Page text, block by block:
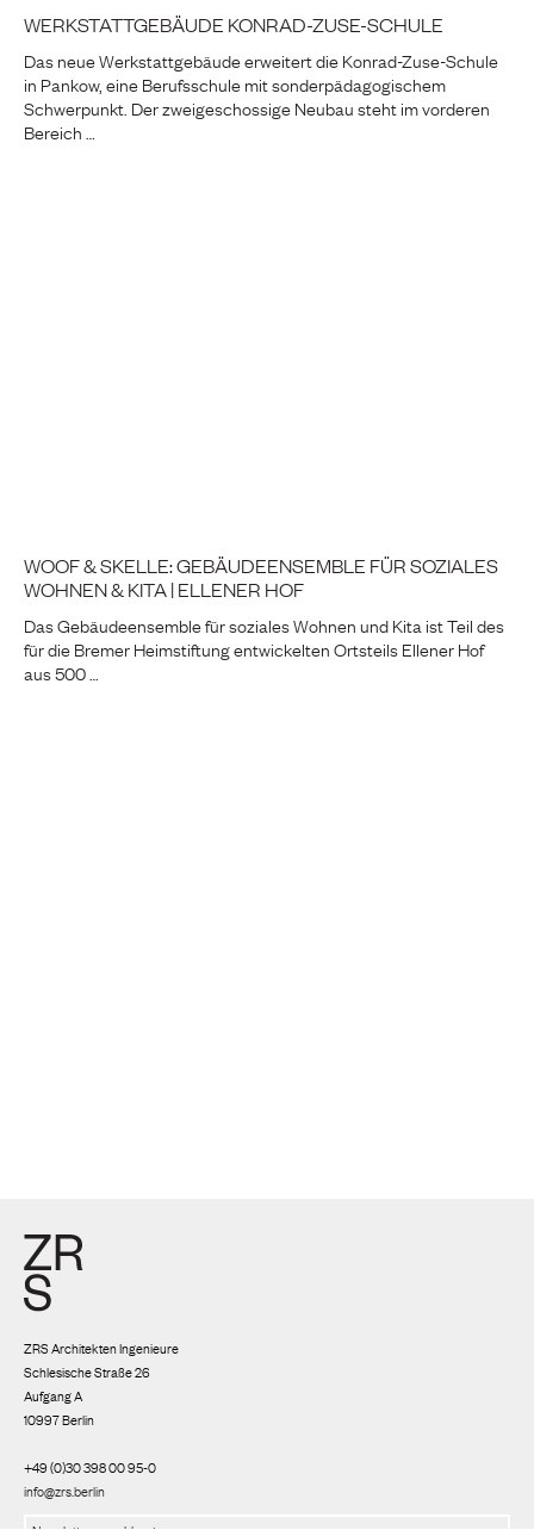
WERKSTATTGEBÄUDE KONRAD-ZUSE-SCHULE
Das neue Werkstattgebäude erweitert die Konrad-Zuse-Schule
in Pankow, eine Berufsschule mit sonderpädagogischem
Schwerpunkt. Der zweigeschossige Neubau steht im vorderen
Bereich …
WOOF & SKELLE: GEBÄUDEENSEMBLE FÜR SOZIALES
WOHNEN & KITA | ELLENER HOF
Das Gebäudeensemble für soziales Wohnen und Kita ist Teil des
für die Bremer Heimstiftung entwickelten Ortsteils Ellener Hof
aus 500 …
ZRS Architekten Ingenieure
Schlesische Straße 26
Aufgang A
10997 Berlin
+49 (0)30 398 00 95-0
info@zrs.berlin